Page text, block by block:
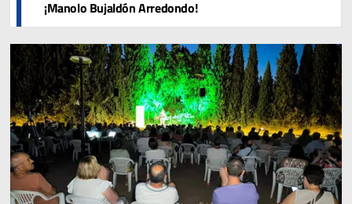
¡Manolo Bujaldón Arredondo!